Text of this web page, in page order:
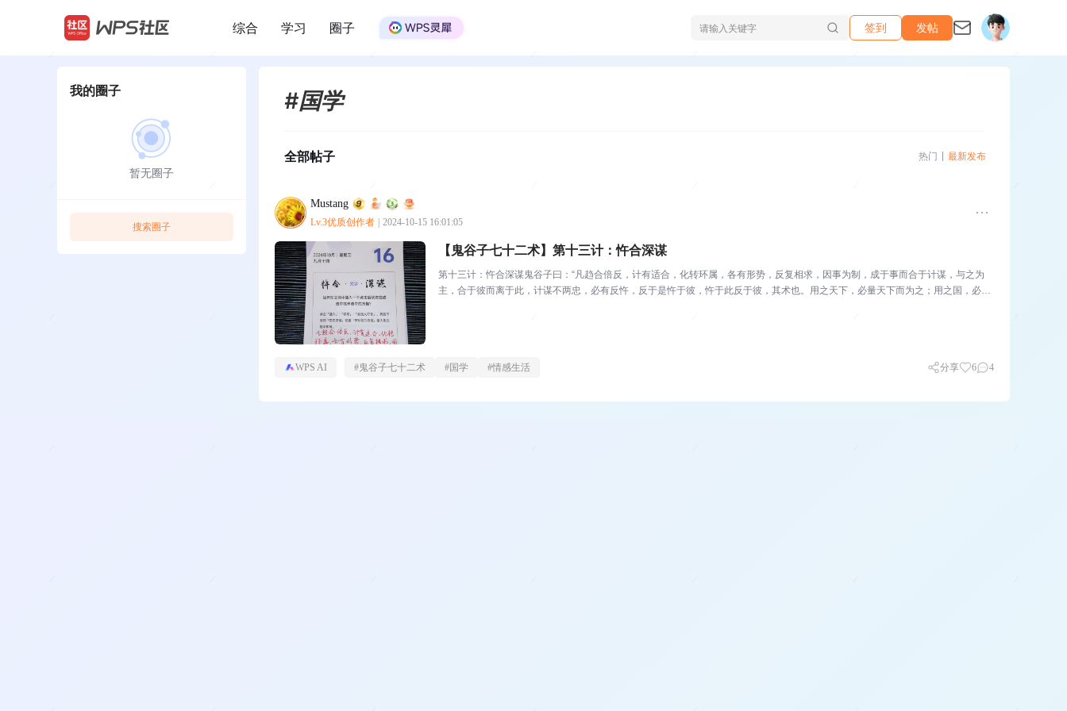
/
综合 学习 圈子 签到 发帖
我的圈子
暂无圈子
搜索圈子
#国学
全部帖子 热门 最新发布
Mustang
Lv.3优质创作者 2024-10-15 16:01:05
【鬼谷子七十二术】第十三计：忤合深谋
第十三计：忤合深谋鬼谷子曰：“凡趋合倍反，计有适合，化转环属，各有形势，反复相求，因事为制，成于事而合于计谋，与之为
主，合于彼而离于此，计谋不两忠，必有反忤，反于是忤于彼，忤于此反于彼，其术也。用之天下，必量天下而为之；用之国，必量
WPS AI #鬼谷子七十二术 #国学 #情感生活 分享 6 4